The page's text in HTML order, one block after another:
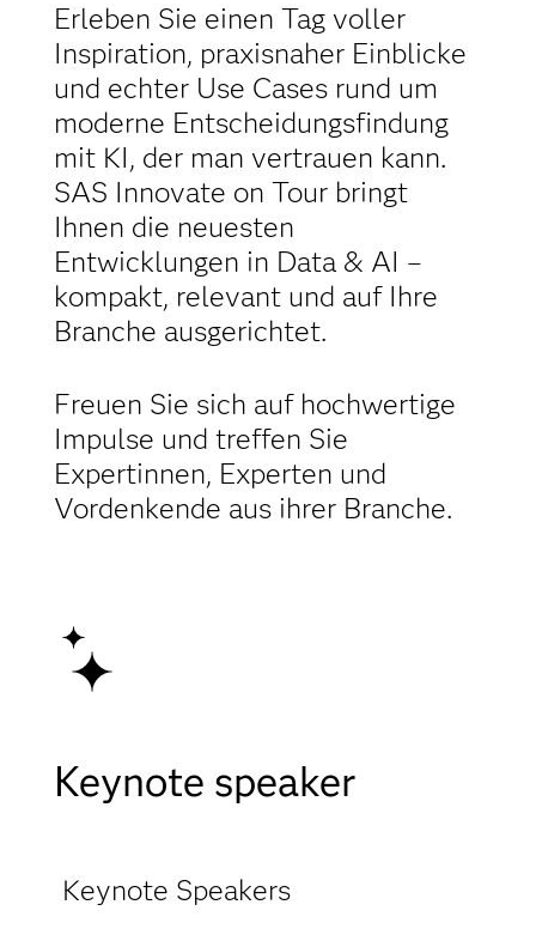
Erleben Sie einen Tag voller
Inspiration, praxisnaher Einblicke
und echter Use Cases rund um
moderne Entscheidungsfindung
mit KI, der man vertrauen kann.
SAS Innovate on Tour bringt
Ihnen die neuesten
Entwicklungen in Data & AI –
kompakt, relevant und auf Ihre
Branche ausgerichtet.
Freuen Sie sich auf hochwertige
Impulse und treffen Sie
Expertinnen, Experten und
Vordenkende aus ihrer Branche.
Keynote speaker
Keynote Speakers